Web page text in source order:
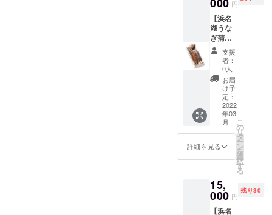
した地
が和歌
山県九
度山で
した。
また、
この時
本来処
刑され
る所を
追放処
分に減
刑され
たの
は、徳
大き
かった
のです
気性も
抜群で
す。 ※
感謝の
気持ち
をこめ
た御礼
のメー
ルも送
らせて
頂きま
す。
く、味
わい深
い独特
の色合
いを生
みだす
事がで
きま
す。 特
に浜松
注染染
めは清
らかな
水で洗
い、天
日で乾
燥する
肌質の
良い柔
らかい
仕上が
米かは
品種で
はな
く、品
質で
もって
認定さ
れる本
当に美
味しい
お米で
す。
ファー
マーズ
ケット
や米問
でなけ
ればな
かなか
手に入
トで
す。こ
ちらも
現在、
当クラ
ウド
ファン
ディン
グ限定
の商品
になり
ます。
この機
会に是
い求め
くださ
感謝の
気持ち
をこめ
い堰や
堰堤に
よって
断崖絶
壁が出
現し魚
の遡上
を阻ん
だり。
特に海
→入江
→下流
→上流
への接
の繋が
りとす
イフサ
イクル
は全て
椒、説
明書
付） ■
表示義
務のあ
る添加
物及び
表示■
なし ■
アレル
ギー表
示を含
む原材
料表示■
しょう
む）、
みり
ん、砂
うなぎ
の長白
焼真空
パック
■原材料
名■ 浜
名湖う
なぎ、
蒲焼の
たれ、
山椒 ■
内容量■
長白
焼：2枚
（鰻１
レ
100ml×
1、山
円
【浜名
湖うな
ぎ蒲焼3
枚提
供！】
養鰻発
祥の地
の歴史
の味を
ご堪能
くださ
い。浜
名湖う
なぎ蒲
焼（真
空パッ
■名称■
うなぎ
の長蒲
焼真空
支援
者：
0人
お届
け予
定：
2022
年03
月
詳細を見る
こ
の
リ
タ
ー
ン
を
選
択
す
る
15,
000 円
残り30
【浜名